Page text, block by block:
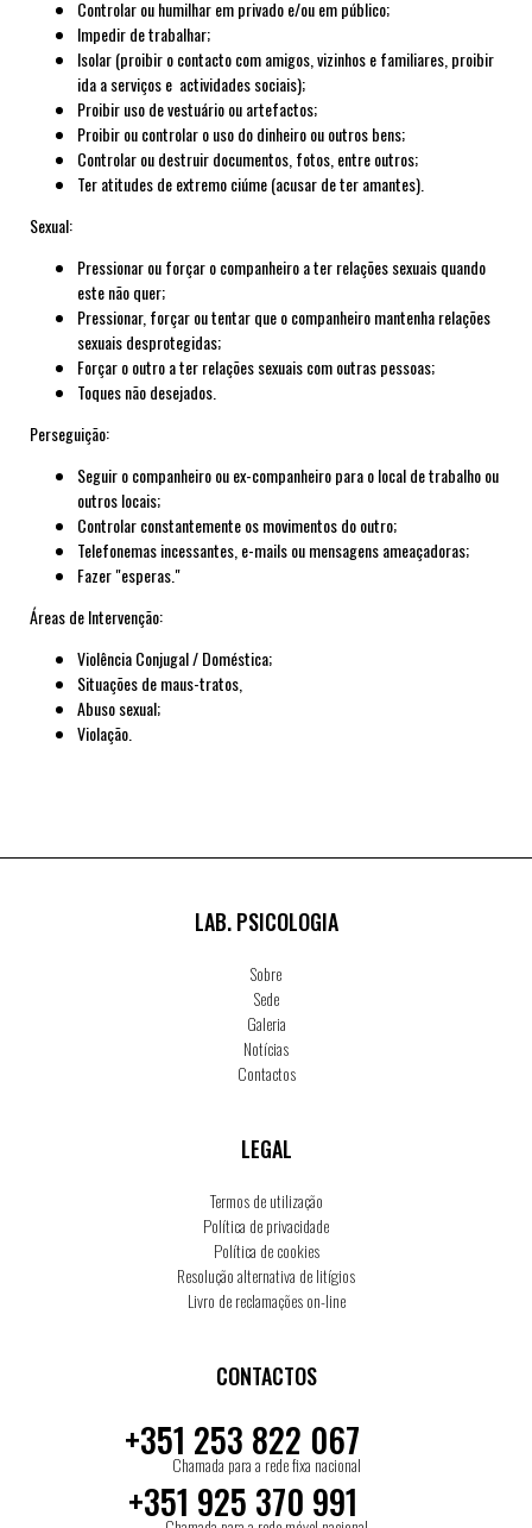
Controlar ou humilhar em privado e/ou em público;
Impedir de trabalhar;
Isolar (proibir o contacto com amigos, vizinhos e familiares, proibir
ida a serviços e actividades sociais);
Proibir uso de vestuário ou artefactos;
Proibir ou controlar o uso do dinheiro ou outros bens;
Controlar ou destruir documentos, fotos, entre outros;
Ter atitudes de extremo ciúme (acusar de ter amantes).
Sexual:
Pressionar ou forçar o companheiro a ter relações sexuais quando
este não quer;
Pressionar, forçar ou tentar que o companheiro mantenha relações
sexuais desprotegidas;
Forçar o outro a ter relações sexuais com outras pessoas;
Toques não desejados.
Perseguição:
Seguir o companheiro ou ex-companheiro para o local de trabalho ou
outros locais;
Controlar constantemente os movimentos do outro;
Telefonemas incessantes, e-mails ou mensagens ameaçadoras;
Fazer "esperas."
Áreas de Intervenção:
Violência Conjugal / Doméstica;
Situações de maus-tratos,
Abuso sexual;
Violação.
LAB. PSICOLOGIA
Sobre
Sede
Galeria
Notícias
Contactos
LEGAL
Termos de utilização
Política de privacidade
Política de cookies
Resolução alternativa de litígios
Livro de reclamações on-line
CONTACTOS
+351 253 822 067
Chamada para a rede fixa nacional
+351 925 370 991